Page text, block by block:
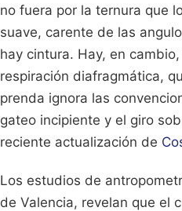
no fuera por la ternura que
suave, carente de las
hay cintura. Hay, en
respiración diafragmática,
prenda ignora las
gateo incipiente y el giro
reciente actualización de
Los estudios de
de Valencia, revelan que el